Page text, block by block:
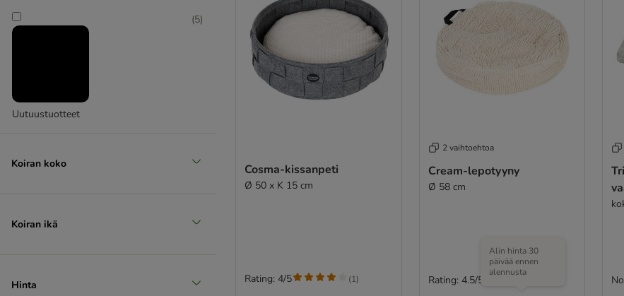
Uutuustuotteet
(5)
Koiran koko
Koiran ikä
Hinta
Cosma-kissanpeti
Ø 50 x K 15 cm
Rating: 4/5 (1)
2 vaihtoehtoa
Cream-lepotyyny
Ø 58 cm
Alin hinta 30
päivää ennen
alennusta
Rating: 4.5/5